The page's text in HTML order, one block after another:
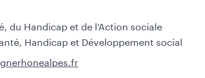
du Handicap et de l’Action sociale
Handicap et Développement social